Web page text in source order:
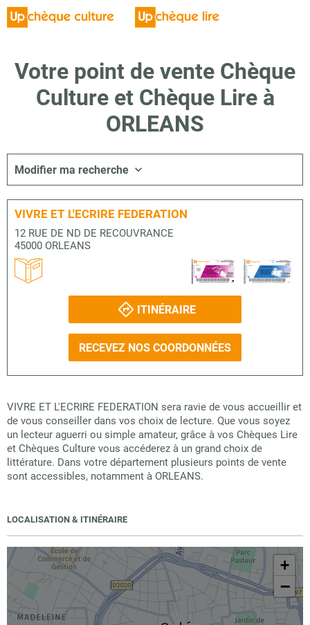
Votre point de vente Chèque
Culture et Chèque Lire à
ORLEANS
Modifier ma recherche
VIVRE ET L'ECRIRE FEDERATION
12 RUE DE ND DE RECOUVRANCE
45000 ORLEANS
ITINÉRAIRE
RECEVEZ NOS COORDONNÉES
VIVRE ET L'ECRIRE FEDERATION sera ravie de vous accueillir et
de vous conseiller dans vos choix de lecture. Que vous soyez
un lecteur aguerri ou simple amateur, grâce à vos Chèques Lire
et Chèques Culture vous accéderez à un grand choix de
littérature. Dans votre département plusieurs points de vente
sont accessibles, notamment à ORLEANS.
LOCALISATION & ITINÉRAIRE
+
−